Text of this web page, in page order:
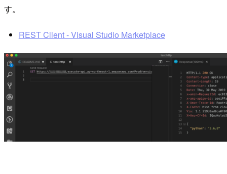
す。
REST Client - Visual Studio Marketplace